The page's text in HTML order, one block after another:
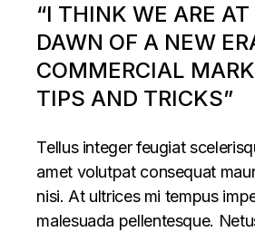
“I THINK WE ARE AT
DAWN OF A NEW
COMMERCIAL
TIPS AND TRICKS”
Tellus integer feugiat
amet volutpat consequat
nisi. At ultrices mi tempus
malesuada pellentesque.